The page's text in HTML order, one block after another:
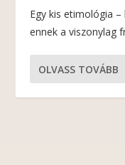
Egy kis etimológia
ennek a viszonylag
OLVASS TOVÁBB